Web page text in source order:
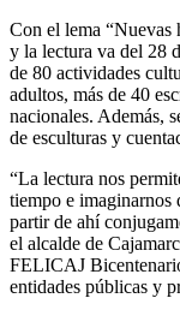
Con el lema “Nuevas
y la lectura va del 28
de 80 actividades
adultos, más de 40
nacionales. Además,
de esculturas y
“La lectura nos
tiempo e imaginarnos
partir de ahí
el alcalde de
FELICAJ
entidades públicas y